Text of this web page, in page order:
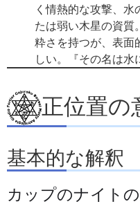
く情熱的な攻撃、水
たは弱い木星の資質
粋さを持つが、表面
しい。『その名は水
正位置の
基本的な解釈
カップのナイト